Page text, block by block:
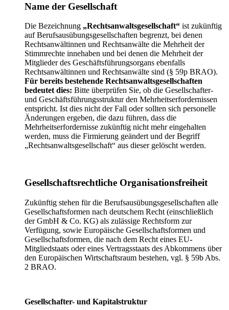
Name der Gesellschaft
Die Bezeichnung „Rechtsanwaltsgesellschaft“ ist zukünftig
auf Berufsausübungsgesellschaften begrenzt, bei denen
Rechtsanwältinnen und Rechtsanwälte die Mehrheit der
Stimmrechte innehaben und bei denen die Mehrheit der
Mitglieder des Geschäftsführungsorgans ebenfalls
Rechtsanwältinnen und Rechtsanwälte sind (§ 59p BRAO).
Für bereits bestehende Rechtsanwaltsgesellschaften
bedeutet dies: Bitte überprüfen Sie, ob die Gesellschafter-
und Geschäftsführungsstruktur den Mehrheitserfordernissen
entspricht. Ist dies nicht der Fall oder sollten sich personelle
Änderungen ergeben, die dazu führen, dass die
Mehrheitserfordernisse zukünftig nicht mehr eingehalten
werden, muss die Firmierung geändert und der Begriff
„Rechtsanwaltsgesellschaft“ aus dieser gelöscht werden.
Gesellschaftsrechtliche Organisationsfreiheit
Zukünftig stehen für die Berufsausübungsgesellschaften alle
Gesellschaftsformen nach deutschem Recht (einschließlich
der GmbH & Co. KG) als zulässige Rechtsform zur
Verfügung, sowie Europäische Gesellschaftsformen und
Gesellschaftsformen, die nach dem Recht eines EU-
Mitgliedstaats oder eines Vertragsstaats des Abkommens über
den Europäischen Wirtschaftsraum bestehen, vgl. § 59b Abs.
2 BRAO.
Gesellschafter- und Kapitalstruktur